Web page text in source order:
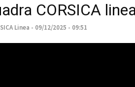
CORSICA
Linea - 09/12/2025 - 09:51